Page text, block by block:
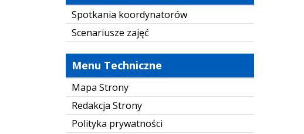
Spotkania koordynatorów
Scenariusze zajęć
Menu Techniczne
Mapa Strony
Redakcja Strony
Polityka prywatności